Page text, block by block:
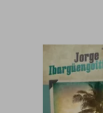
40%
dcto.